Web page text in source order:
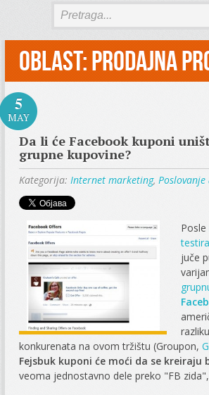
Oblast:Prodajna
5
MAY
Da li će Facebook kuponi
grupne kupovine?
Kategorija: Internet marketing, Poslovanje
Posle
juče
konkurenata na ovom tržištu (Groupon,
Fejsbuk kuponi će moći da se kreiraju
veoma jednostavno dele preko "FB